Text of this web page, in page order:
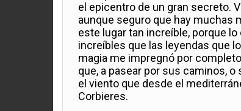
el epicentro de un gran secreto.
aunque seguro que hay muchas
este lugar tan increíble, porque
increíbles que las leyendas que
magia me impregnó por
que, a pasear por sus caminos,
el viento que desde el
Corbieres.